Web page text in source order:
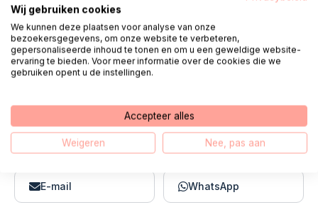
et moi sommes debout
ouvrables de 08h00 à 18h00prêt pour
toi.
Nous vous appelons Chat
E-mail WhatsApp
Wij gebruiken cookies
We kunnen deze plaatsen voor analyse van onze
bezoekersgegevens, om onze website te verbeteren,
gepersonaliseerde inhoud te tonen en om u een geweldige website-
ervaring te bieden. Voor meer informatie over de cookies die we
gebruiken opent u de instellingen.
Accepteer alles
Weigeren Nee, pas aan